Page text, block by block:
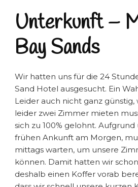
Unterkunft –
Bay Sands
Wir hatten uns für die 24
Sand Hotel ausgesucht. Ein
Leider auch nicht ganz günstig,
leider zwei Zimmer mieten
sich zu 100% gelohnt.
frühen Ankunft am Morgen,
mittags warten, um unsere
können. Damit hatten wir
deshalb einen Koffer vorab